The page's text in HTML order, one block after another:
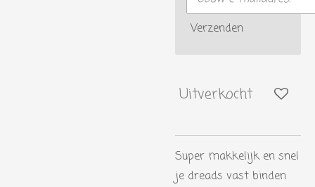
Verzenden
Uitverkocht
Super makkelijk en snel
je dreads vast binden